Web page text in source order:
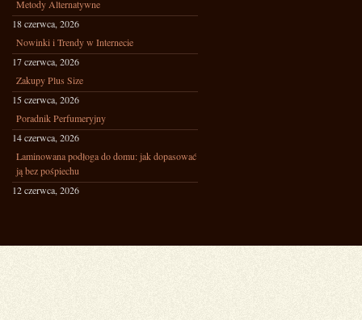
Metody Alternatywne
18 czerwca, 2026
Nowinki i Trendy w Internecie
17 czerwca, 2026
Zakupy Plus Size
15 czerwca, 2026
Poradnik Perfumeryjny
14 czerwca, 2026
Laminowana podłoga do domu: jak dopasować
ją bez pośpiechu
12 czerwca, 2026